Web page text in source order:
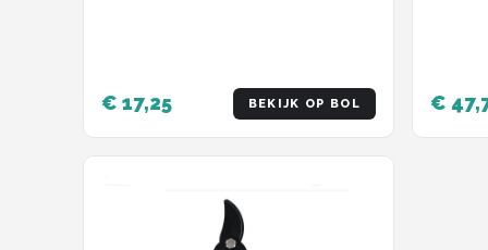
€ 17,25 BEKIJK OP BOL €